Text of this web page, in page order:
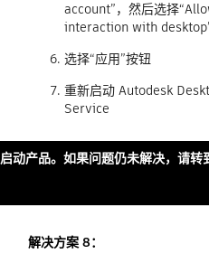
account”，然后选择
interaction with
选择“应用”按钮
重新启动 Autodesk
Service
启动产品。如果问题仍未解决，请转
解决方案 8：